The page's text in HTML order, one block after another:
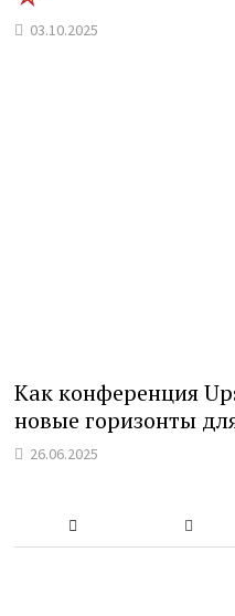
03.10.2025
Как конференция
новые горизонты
26.06.2025